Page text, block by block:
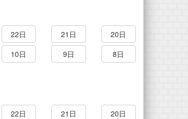
22日 21日
20日
10日 9日
8日
22日 21日
20日